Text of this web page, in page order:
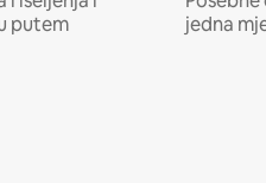
putem
jedna